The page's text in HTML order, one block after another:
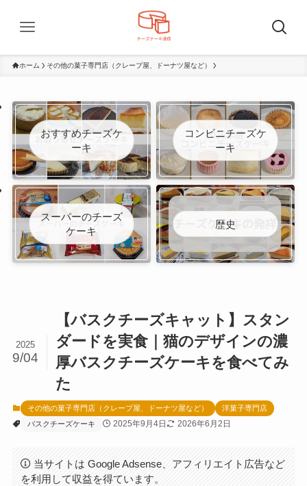
ホーム その他の菓子専門店（クレープ屋、ドーナツ屋など）
おすすめチーズケ
ーキ
コンビニチーズケ
ーキ
スーパーのチーズ
ケーキ
歴史
【バスクチーズキャット】スタン
ダードを実食｜猫のデザインの濃
厚バスクチーズケーキを食べてみ
た
2025
9/04
その他の菓子専門店（クレープ屋、ドーナツ屋など）
洋菓子専門店
バスクチーズケーキ
2025年9月4日 2026年6月2日
当サイトは Google Adsense、アフィリエイト広告など
を利用して収益を得ています。